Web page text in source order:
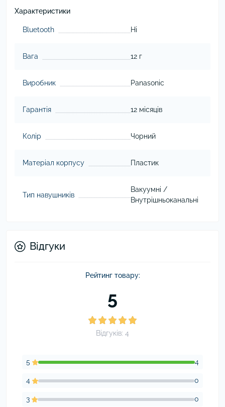
Характеристики
Bluetooth Ні
Вага 12 г
Виробник Panasonic
Гарантія 12 місяців
Колір Чорний
Матеріал корпусу Пластик
Тип навушників
Вакуумні /
Внутрішньоканальні
Відгуки
Рейтинг товару:
5
Відгуків: 4
5 4
4 0
3 0